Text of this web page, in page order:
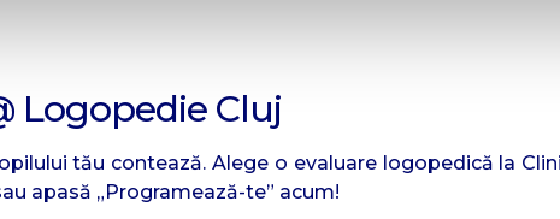
Logopedie Cluj
tău contează. Alege o evaluare logopedică la
apasă „Programează-te” acum!